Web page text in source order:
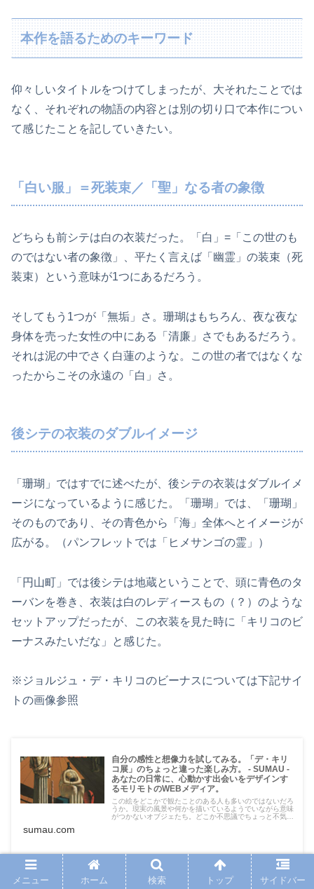
本作を語るためのキーワード
仰々しいタイトルをつけてしまったが、大それたことでは
なく、それぞれの物語の内容とは別の切り口で本作につい
て感じたことを記していきたい。
「白い服」＝死装束／「聖」なる者の象徴
どちらも前シテは白の衣装だった。「白」=「この世のも
のではない者の象徴」、平たく言えば「幽霊」の装束（死
装束）という意味が1つにあるだろう。
そしてもう1つが「無垢」さ。珊瑚はもちろん、夜な夜な
身体を売った女性の中にある「清廉」さでもあるだろう。
それは泥の中でさく白蓮のような。この世の者ではなくな
ったからこその永遠の「白」さ。
後シテの衣装のダブルイメージ
「珊瑚」ではすでに述べたが、後シテの衣装はダブルイメ
ージになっているように感じた。「珊瑚」では、「珊瑚」
そのものであり、その青色から「海」全体へとイメージが
広がる。（パンフレットでは「ヒメサンゴの霊」）
「円山町」では後シテは地蔵ということで、頭に青色のタ
ーバンを巻き、衣装は白のレディースもの（？）のような
セットアップだったが、この衣装を見た時に「キリコのビ
ーナスみたいだな」と感じた。
※ジョルジュ・デ・キリコのビーナスについては下記サイ
トの画像参照
自分の感性と想像力を試してみる。「デ・キリ
コ展」のちょっと違った楽しみ方。 - SUMAU -
あなたの日常に、心動かす出会いをデザインす
るモリモトのWEBメディア。
この絵をどこかで観たことのある人も多いのではないだろ
うか。現実の風景や何かを描いているようでいながら意味
がつかないオブジェたち。どこか不思議でちょっと不気味
sumau.com
「珊瑚であり海」「地蔵尊でありビーナス（女性）」とい
メニュー ホーム 検索 トップ サイドバー